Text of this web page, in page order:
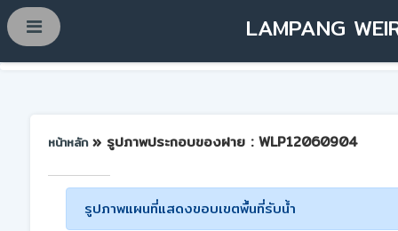
LAMPANG
หน้าหลัก » รูปภาพประกอบของฝาย : WLP12060904
รูปภาพแผนที่แสดงขอบเขตพื้นที่รับน้ำ